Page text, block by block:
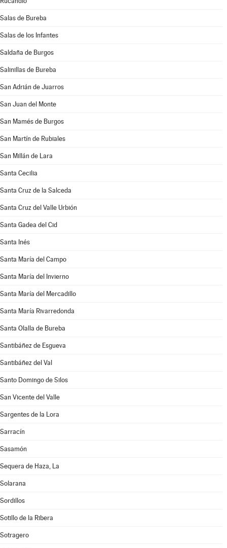
Salas de Bureba
Salas de los Infantes
Saldaña de Burgos
Salinillas de Bureba
San Adrián de Juarros
San Juan del Monte
San Mamés de Burgos
San Martín de Rubiales
San Millán de Lara
Santa Cecilia
Santa Cruz de la Salceda
Santa Cruz del Valle Urbión
Santa Gadea del Cid
Santa Inés
Santa María del Campo
Santa María del Invierno
Santa María del Mercadillo
Santa María Rivarredonda
Santa Olalla de Bureba
Santibáñez de Esgueva
Santibáñez del Val
Santo Domingo de Silos
San Vicente del Valle
Sargentes de la Lora
Sarracín
Sasamón
Sequera de Haza, La
Solarana
Sordillos
Sotillo de la Ribera
Sotragero